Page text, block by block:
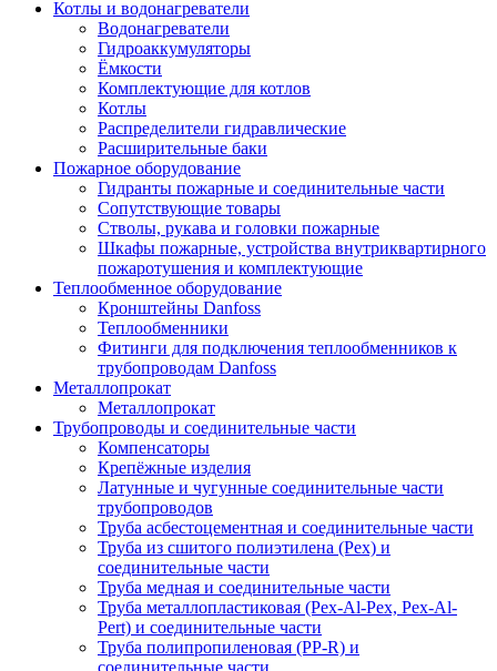
Котлы и водонагреватели
Водонагреватели
Гидроаккумуляторы
Ёмкости
Комплектующие для котлов
Котлы
Распределители гидравлические
Расширительные баки
Пожарное оборудование
Гидранты пожарные и соединительные части
Сопутствующие товары
Стволы, рукава и головки пожарные
Шкафы пожарные, устройства внутриквартирного
пожаротушения и комплектующие
Теплообменное оборудование
Кронштейны Danfoss
Теплообменники
Фитинги для подключения теплообменников к
трубопроводам Danfoss
Металлопрокат
Металлопрокат
Трубопроводы и соединительные части
Компенсаторы
Крепёжные изделия
Латунные и чугунные соединительные части
трубопроводов
Труба асбестоцементная и соединительные части
Труба из сшитого полиэтилена (Pex) и
соединительные части
Труба медная и соединительные части
Труба металлопластиковая (Pex-Al-Pex, Pex-Al-
Pert) и соединительные части
Труба полипропиленовая (PP-R) и
соединительные части